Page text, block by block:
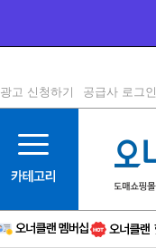
11등급
12등급
14등급
광고 신청하기 공급사 로그인